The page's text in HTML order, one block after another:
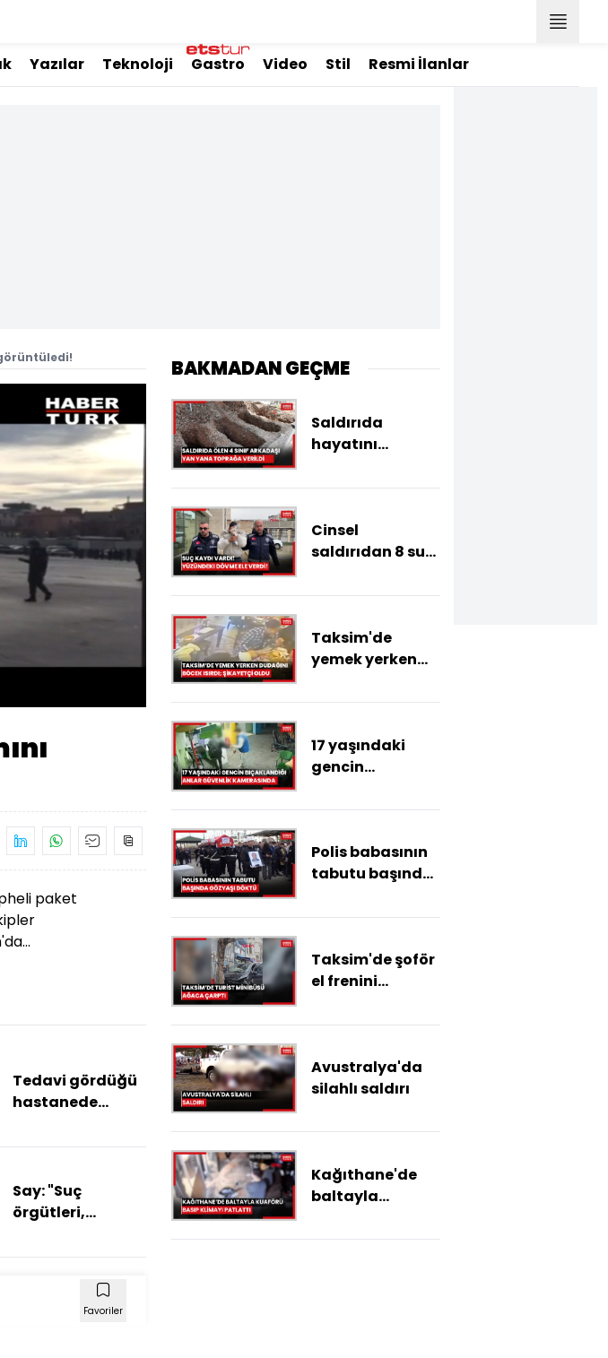
Yazılar Teknoloji Gastro Video Stil Resmi İlanlar
paket
Tedavi gördüğü
hastanede
kaybeden
cenazesi ailesine
teslim edildi
Say: "Suç
örgütleri,
ulaşmak için
Favoriler
BAKMADAN GEÇME
Saldırıda
hayatını
arkadaşı yan
verildi
Cinsel
saldırıdan 8 suç
Yüzündeki
Taksim'de
yemek yerken
ısırdı; şikayetçi
17 yaşındaki
gencin
anlar güvenlik
Polis babasının
tabutu başında
Taksim'de şoför
el frenini
turist minibüsü
Ana caddeye
girse katliam
Avustralya'da
silahlı saldırı
Kağıthane'de
baltayla
klimayı patlattı: